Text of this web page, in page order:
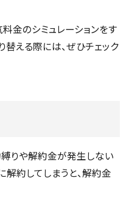
金のシミュレーションをす
替える際には、ぜひチェック
りや解約金が発生しない
解約してしまうと、解約金